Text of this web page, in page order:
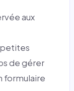
aux
de gérer
formulaire